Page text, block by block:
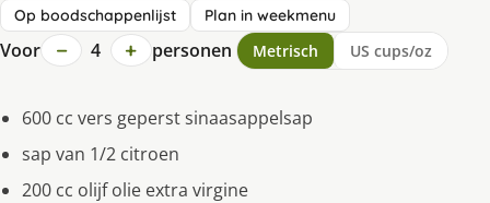
Op boodschappenlijst Plan in weekmenu
Voor − 4 + personen Metrisch US cups/oz
600 cc vers geperst sinaasappelsap
sap van 1/2 citroen
200 cc olijf olie extra virgine